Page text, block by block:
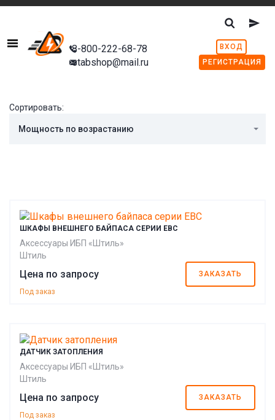
Menu
8-800-222-68-78
stabshop@mail.ru
ВХОД
РЕГИСТРАЦИЯ
Сортировать:
Мощность по возрастанию
ШКАФЫ ВНЕШНЕГО БАЙПАСА СЕРИИ EBC
Аксессуары ИБП «Штиль»
Штиль
Цена по запросу ЗАКАЗАТЬ
Под заказ
ДАТЧИК ЗАТОПЛЕНИЯ
Аксессуары ИБП «Штиль»
Штиль
Цена по запросу ЗАКАЗАТЬ
Под заказ